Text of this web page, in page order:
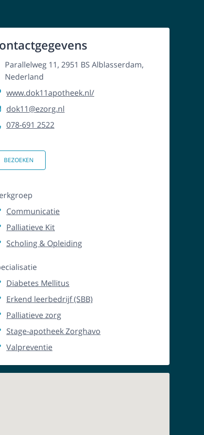
Parallelweg 11, 2951 BS Alblasserdam,
Nederland
www.dok11apotheek.nl/
dok11@ezorg.nl
078-691 2522
BEZOEKEN
Communicatie
Palliatieve Kit
Scholing & Opleiding
Diabetes Mellitus
Erkend leerbedrijf (SBB)
Palliatieve zorg
Stage-apotheek Zorghavo
Valpreventie